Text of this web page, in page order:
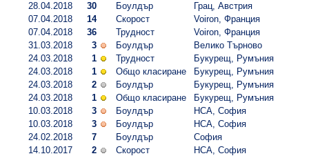
28.04.2018
30 Боулдър
Грац, Австрия
07.04.2018
14 Скорост
Voiron, Франция
07.04.2018
36 Трудност
Voiron, Франция
31.03.2018
3 Боулдър
Велико Търново
24.03.2018
1 Трудност
Букурещ, Румъния
24.03.2018
1 Общо класиране
Букурещ, Румъния
24.03.2018
2 Боулдър
Букурещ, Румъния
24.03.2018
1 Общо класиране
Букурещ, Румъния
10.03.2018
3 Боулдър
НСА, София
10.03.2018
3 Боулдър
НСА, София
24.02.2018
7 Боулдър
София
14.10.2017
2 Скорост
НСА, София